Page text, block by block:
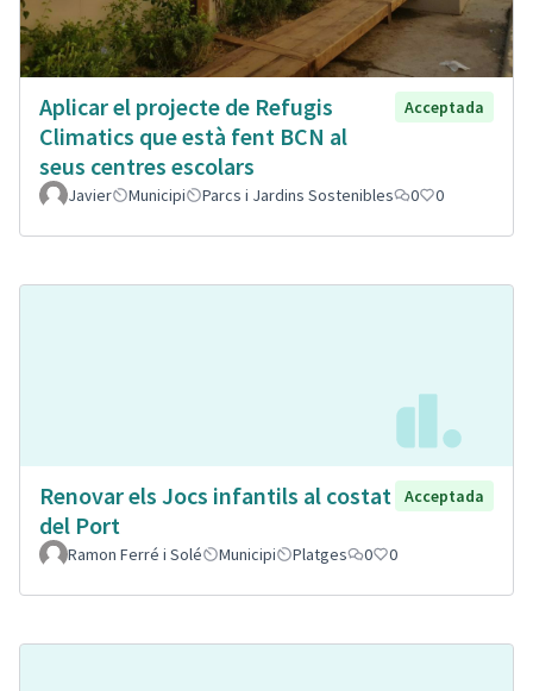
Aplicar el projecte de Refugis
Climatics que està fent BCN al
seus centres escolars
Acceptada
Javier Municipi Parcs i Jardins Sostenibles 0 0
Renovar els Jocs infantils al costat
del Port
Acceptada
Ramon Ferré i Solé Municipi Platges 0 0